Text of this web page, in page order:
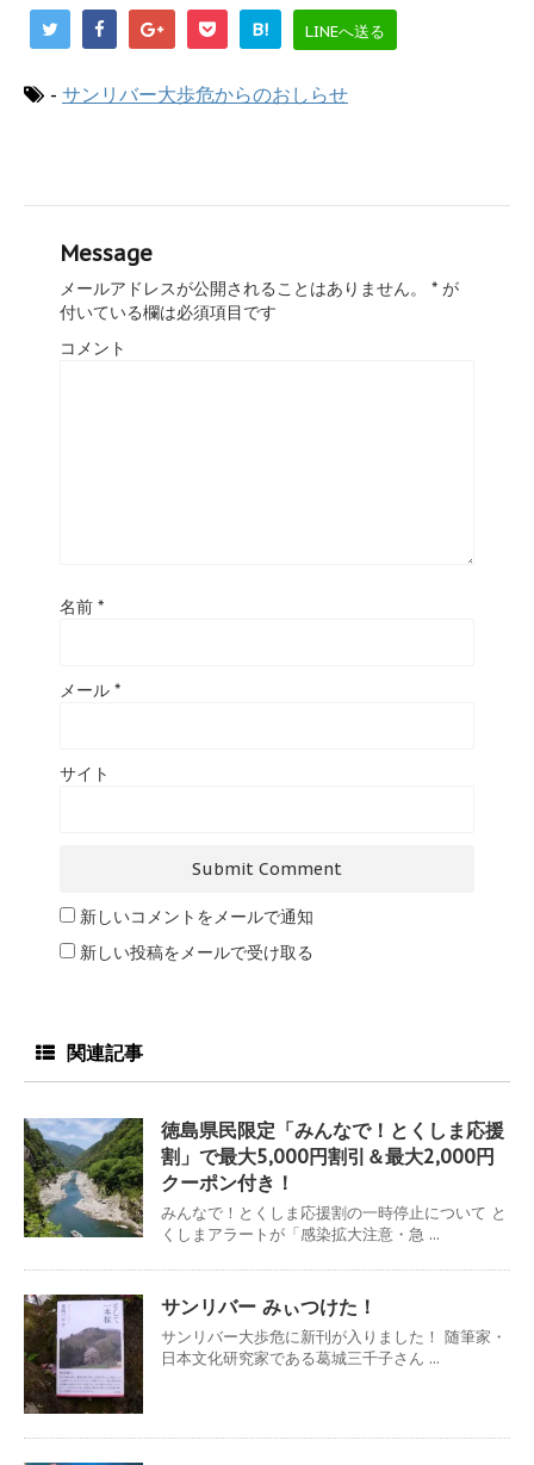
B! LINEへ送る
- サンリバー大歩危からのおしらせ
Message
メールアドレスが公開されることはありません。 * が
付いている欄は必須項目です
コメント
名前 *
メール *
サイト
新しいコメントをメールで通知
新しい投稿をメールで受け取る
関連記事
徳島県民限定「みんなで！とくしま応援
割」で最大5,000円割引＆最大2,000円
クーポン付き！
みんなで！とくしま応援割の一時停止について と
くしまアラートが「感染拡大注意・急 ...
サンリバー みぃつけた！
サンリバー大歩危に新刊が入りました！ 随筆家・
日本文化研究家である葛城三千子さん ...